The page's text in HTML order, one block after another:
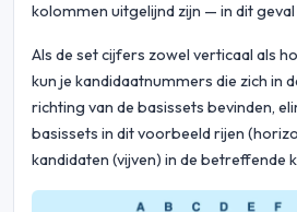
kolommen uitgelijnd zijn — in dit geval
Als de set cijfers zowel verticaal als
kun je kandidaatnummers die zich in
richting van de basissets bevinden,
basissets in dit voorbeeld rijen
kandidaten (vijven) in de betreffende